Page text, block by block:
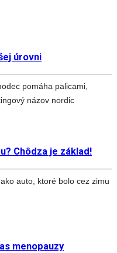
úrovni
pomáha palicami,
názov nordic
Chôdza je základ!
auto, ktoré bolo cez zimu
menopauzy